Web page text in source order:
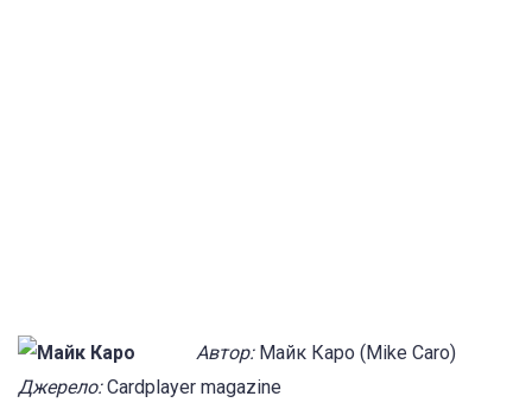
Автор:Майк Каро (Mike Caro)
Джерело:Cardplayer magazine